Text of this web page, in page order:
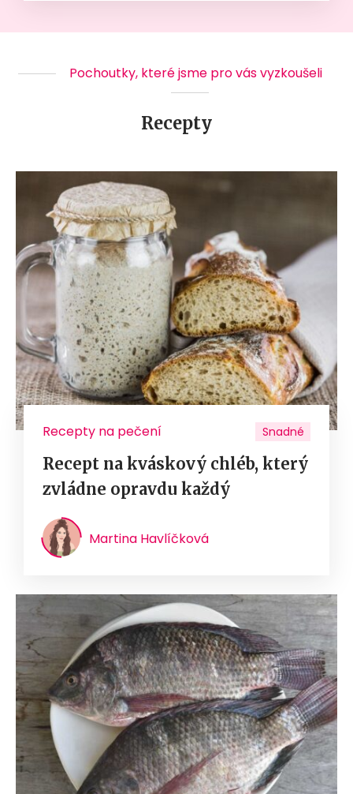
Pochoutky, které jsme pro vás vyzkoušeli
Recepty
Recepty na pečení Snadné
Recept na kváskový chléb, který
zvládne opravdu každý
Martina Havlíčková